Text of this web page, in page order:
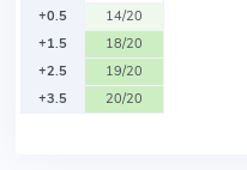
+0.5
14/20
+1.5
18/20
+2.5
19/20
+3.5
20/20